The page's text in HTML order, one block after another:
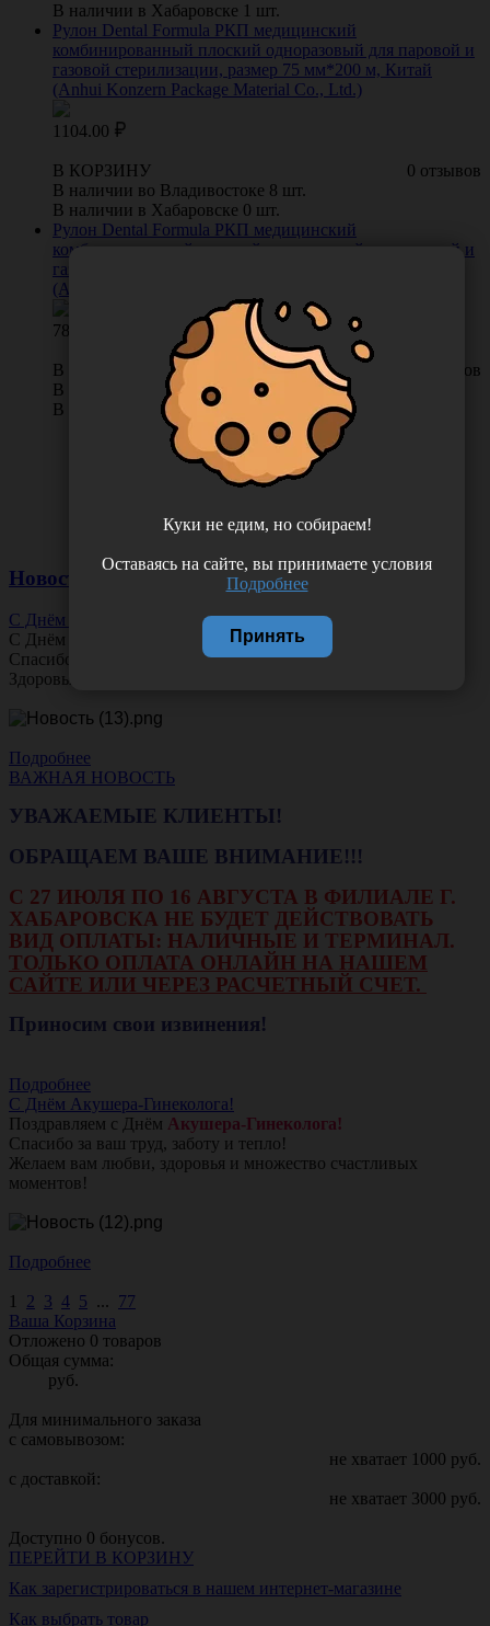
В наличии в Хабаровске 1 шт.
Рулон Dental Formula РКП медицинский
комбинированный плоский одноразовый для паровой и
газовой стерилизации, размер 75 мм*200 м, Китай
(Anhui Konzern Package Material Co., Ltd.)
1104.00
0 отзывов
В КОРЗИНУ
В наличии во Владивостоке 8 шт.
В наличии в Хабаровске 0 шт.
Рулон Dental Formula РКП медицинский
комбинированный плоский одноразовый для паровой и
газовой стерилизации, размер 50 мм*200 м, Китай
(Anhui Konzern Package Material Co., Ltd.)
784.00
0 отзывов
В КОРЗИНУ
В наличии во Владивостоке 14 шт.
В наличии в Хабаровске 0 шт.
Новости
С Днём Офтальмолога!
С Днём
Спасибо за ясное зрение и заботу о пациентах.
Здоровья вам и новых профессиональных побед!
Подробнее
ВАЖНАЯ НОВОСТЬ
УВАЖАЕМЫЕ КЛИЕНТЫ!
ОБРАЩАЕМ ВАШЕ ВНИМАНИЕ!!!
С 27 ИЮЛЯ ПО 16 АВГУСТА В ФИЛИАЛЕ Г.
ХАБАРОВСКА НЕ БУДЕТ ДЕЙСТВОВАТЬ
ВИД ОПЛАТЫ: НАЛИЧНЫЕ И ТЕРМИНАЛ.
ТОЛЬКО ОПЛАТА ОНЛАЙН НА НАШЕМ
САЙТЕ ИЛИ ЧЕРЕЗ РАСЧЕТНЫЙ СЧЕТ.
Приносим свои извинения!
Подробнее
С Днём Акушера-Гинеколога!
Поздравляем с Днём Акушера-Гинеколога!
Спасибо за ваш труд, заботу и тепло!
Желаем вам любви, здоровья и множество счастливых
моментов!
Подробнее
1 2 3 4 5 ... 77
Ваша Корзина
Отложено 0 товаров
Общая сумма:
руб.
Для минимального заказа
с самовывозом:
не хватает 1000 руб.
с доставкой:
не хватает 3000 руб.
Доступно 0 бонусов.
ПЕРЕЙТИ В КОРЗИНУ
Как зарегистрироваться в нашем интернет-магазине
Как выбрать товар
Куки не едим, но собираем!
Оставаясь на сайте, вы принимаете условия
Подробнее
Принять